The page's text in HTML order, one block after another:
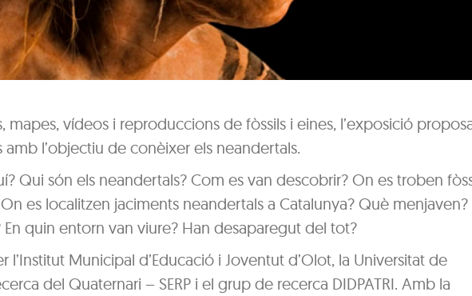
mapes, vídeos i reproduccions de fòssils i eines, l’exposició
l’objectiu de conèixer els neandertals.
Qui són els neandertals? Com es van descobrir? On es troben
es localitzen jaciments neandertals a Catalunya? Què menjaven?
quin entorn van viure? Han desaparegut del tot?
l’Institut Municipal d’Educació i Joventut d’Olot, la Universitat de
del Quaternari – SERP i el grup de recerca DIDPATRI. Amb la